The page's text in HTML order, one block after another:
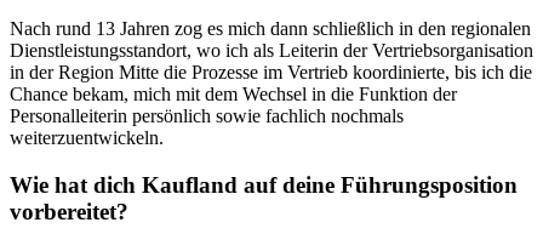
Nach rund 13 Jahren zog es mich dann schließlich in den regionalen
Dienstleistungsstandort, wo ich als Leiterin der Vertriebsorganisation
in der Region Mitte die Prozesse im Vertrieb koordinierte, bis ich die
Chance bekam, mich mit dem Wechsel in die Funktion der
Personalleiterin persönlich sowie fachlich nochmals
weiterzuentwickeln.
Wie hat dich Kaufland auf deine Führungsposition
vorbereitet?